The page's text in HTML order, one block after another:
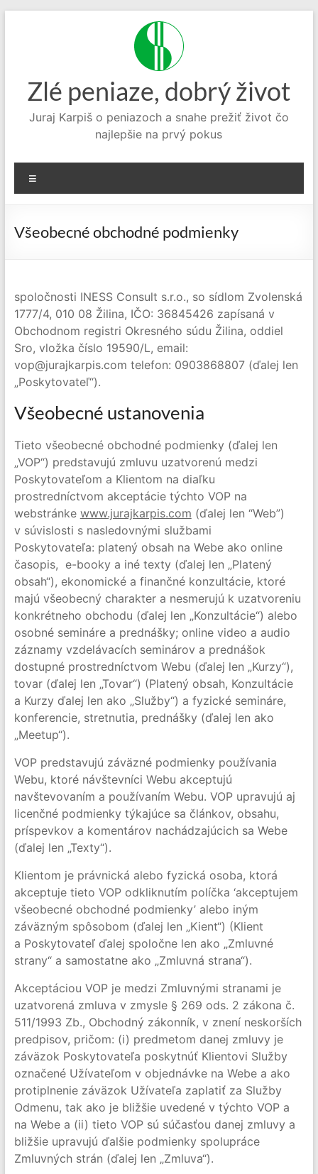
Zlé peniaze, dobrý život
Juraj Karpiš o peniazoch a snahe prežiť život čo
najlepšie na prvý pokus
Všeobecné obchodné podmienky
spoločnosti INESS Consult s.r.o., so sídlom Zvolenská
1777/4, 010 08 Žilina, IČO: 36845426 zapísaná v
Obchodnom registri Okresného súdu Žilina, oddiel
Sro, vložka číslo 19590/L, email:
vop@jurajkarpis.com telefon: 0903868807 (ďalej len
„Poskytovateľ“).
Všeobecné ustanovenia
Tieto všeobecné obchodné podmienky (ďalej len
„VOP“) predstavujú zmluvu uzatvorenú medzi
Poskytovateľom a Klientom na diaľku
prostredníctvom akceptácie týchto VOP na
webstránke www.jurajkarpis.com (ďalej len “Web”)
v súvislosti s nasledovnými službami
Poskytovateľa: platený obsah na Webe ako online
časopis, e-booky a iné texty (ďalej len „Platený
obsah“), ekonomické a finančné konzultácie, ktoré
majú všeobecný charakter a nesmerujú k uzatvoreniu
konkrétneho obchodu (ďalej len „Konzultácie“) alebo
osobné semináre a prednášky; online video a audio
záznamy vzdelávacích seminárov a prednášok
dostupné prostredníctvom Webu (ďalej len „Kurzy“),
tovar (ďalej len „Tovar“) (Platený obsah, Konzultácie
a Kurzy ďalej len ako „Služby“) a fyzické semináre,
konferencie, stretnutia, prednášky (ďalej len ako
„Meetup“).
VOP predstavujú záväzné podmienky používania
Webu, ktoré návštevníci Webu akceptujú
navštevovaním a používaním Webu. VOP upravujú aj
licenčné podmienky týkajúce sa článkov, obsahu,
príspevkov a komentárov nachádzajúcich sa Webe
(ďalej len „Texty“).
Klientom je právnická alebo fyzická osoba, ktorá
akceptuje tieto VOP odkliknutím políčka ‘akceptujem
všeobecné obchodné podmienky’ alebo iným
záväzným spôsobom (ďalej len „Kient“) (Klient
a Poskytovateľ ďalej spoločne len ako „Zmluvné
strany“ a samostatne ako „Zmluvná strana“).
Akceptáciou VOP je medzi Zmluvnými stranami je
uzatvorená zmluva v zmysle § 269 ods. 2 zákona č.
511/1993 Zb., Obchodný zákonník, v znení neskorších
predpisov, pričom: (i) predmetom danej zmluvy je
záväzok Poskytovateľa poskytnúť Klientovi Služby
označené Užívateľom v objednávke na Webe a ako
protiplnenie záväzok Užívateľa zaplatiť za Služby
Odmenu, tak ako je bližšie uvedené v týchto VOP a
na Webe a (ii) tieto VOP sú súčasťou danej zmluvy a
bližšie upravujú ďalšie podmienky spolupráce
Zmluvných strán (ďalej len „Zmluva“).